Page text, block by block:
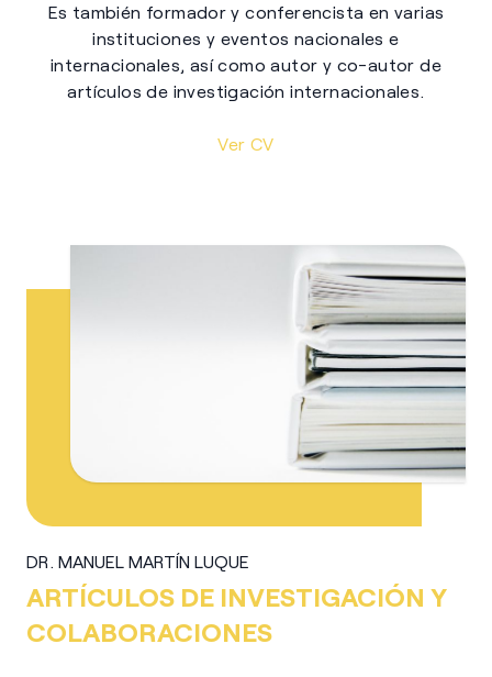
Es también formador y conferencista en varias
instituciones y eventos nacionales e
internacionales, así como autor y co-autor de
artículos de investigación internacionales.
Ver CV
DR. MANUEL MARTÍN LUQUE
ARTÍCULOS DE INVESTIGACIÓN Y
COLABORACIONES